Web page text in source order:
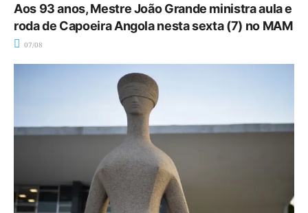
Aos 93 anos, Mestre João Grande ministra aula e
roda de Capoeira Angola nesta sexta (7) no MAM
07/08